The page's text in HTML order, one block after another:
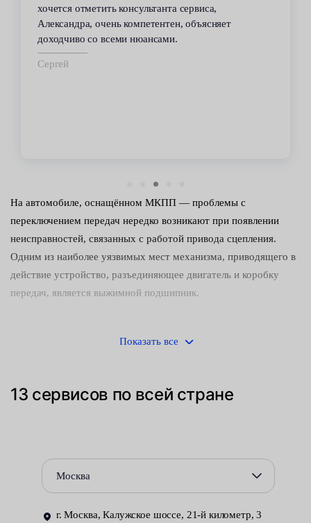
хочется отметить консультанта сервиса,
Александра, очень компетентен, объясняет
доходчиво со всеми нюансами.
Сергей
На автомобиле, оснащённом МКПП — проблемы с
переключением передач нередко возникают при появлении
неисправностей, связанных с работой привода сцепления.
Одним из наиболее уязвимых мест механизма, приводящего в
действие устройство, разъединяющее двигатель и коробку
передач, является выжимной подшипник.
признаки неисправности:
Доступ к компонентам, расположенным внутри картера
сцепления, затруднён. Практически невозможно выполнить
Показать все
13 сервисов по всей стране
Москва
г. Москва, Калужское шоссе, 21-й километр, 3